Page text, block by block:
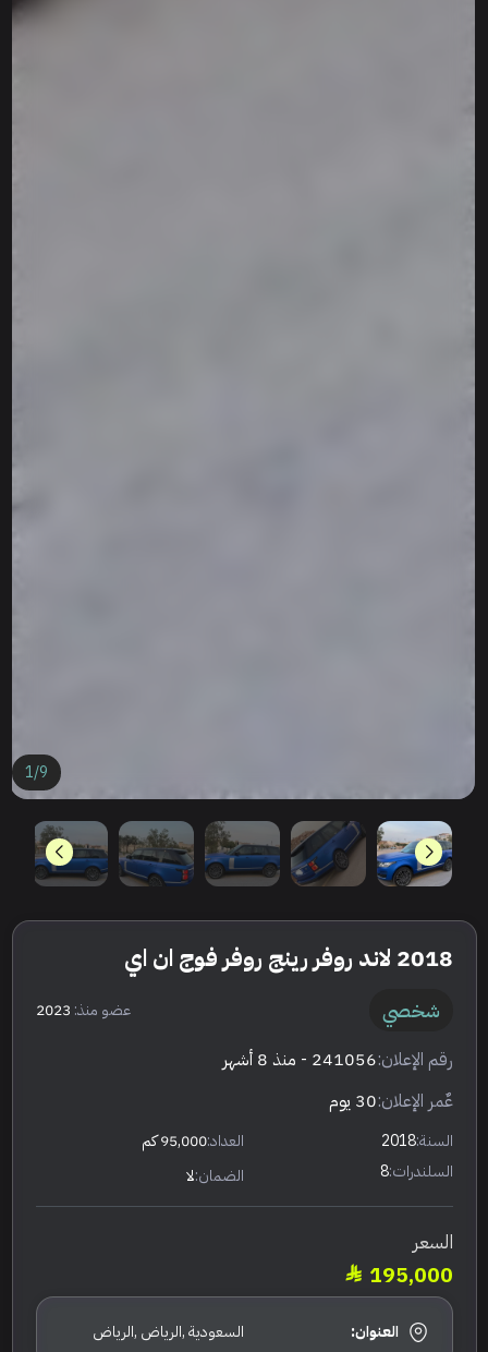
1/9
2018 لاند روفر رينج روفر فوج ان اي
شخصي عضو منذ: 2023
رقم الإعلان:241056 - منذ 8 أشهر
عٌمر الإعلان:30 يوم
السنة:2018 العداد:95,000 كم
السلندرات:8 الضمان:لا
السعر
195,000
العنوان: السعودية ,الرياض ,الرياض